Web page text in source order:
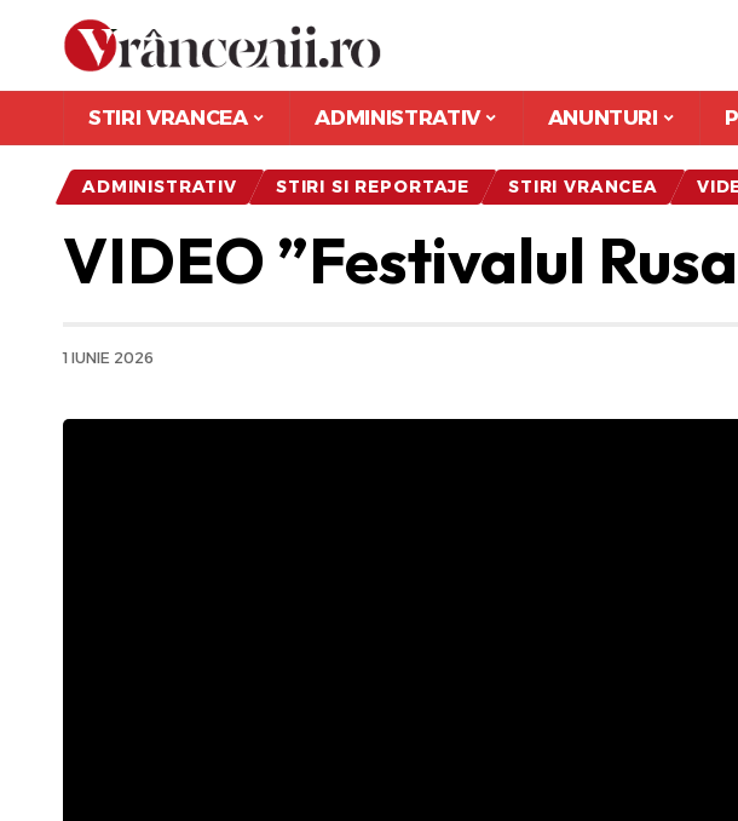
STIRI VRANCEA ADMINISTRATIV ANUNTURI
ADMINISTRATIV STIRI SI REPORTAJE STIRI VRANCEA
VIDEO ”Festivalul
1 IUNIE 2026